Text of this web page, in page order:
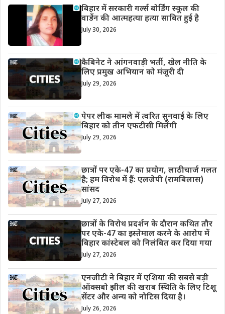
बिहार में सरकारी गर्ल्स बोर्डिंग स्कूल की
वार्डेन की आत्महत्या हत्या साबित हुई है
July 30, 2026
कैबिनेट ने आंगनवाड़ी भर्ती, खेल नीति के
लिए प्रमुख अभियान को मंजूरी दी
July 29, 2026
पेपर लीक मामले में त्वरित सुनवाई के लिए
बिहार को तीन एफटीसी मिलेंगी
July 29, 2026
छात्रों पर एके-47 का प्रयोग, लाठीचार्ज गलत
है; हम विरोध में हैं: एलजेपी (रामबिलास)
सांसद
July 27, 2026
छात्रों के विरोध प्रदर्शन के दौरान कथित तौर
पर एके-47 का इस्तेमाल करने के आरोप में
बिहार कांस्टेबल को निलंबित कर दिया गया
July 27, 2026
एनजीटी ने बिहार में एशिया की सबसे बड़ी
ऑक्सबो झील की खराब स्थिति के लिए टिशू
सेंटर और अन्य को नोटिस दिया है।
July 26, 2026